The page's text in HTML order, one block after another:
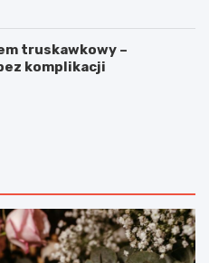
truskawkowy –
komplikacji